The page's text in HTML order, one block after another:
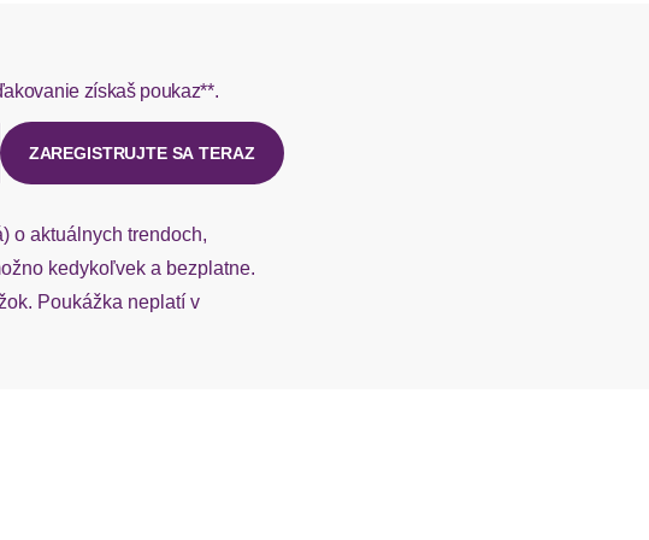
Hermes do 1-3 pracovných dní.
o nový u našej zákazníckej služby.
získaš poukaz**.
ZAREGISTRUJTE SA TERAZ
o aktuálnych trendoch,
kedykoľvek a bezplatne.
Poukážka neplatí v